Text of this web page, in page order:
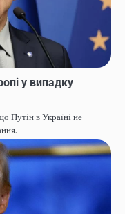
у випадку
Путін в Україні не